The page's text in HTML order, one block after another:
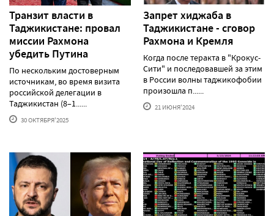
Транзит власти в
Таджикистане: провал
миссии Рахмона
убедить Путина
По нескольким достоверным
источникам, во время визита
российской делегации в
Таджикистан (8–1......
30 ОКТЯБРЯ'2025
Запрет хиджаба в
Таджикистане - сговор
Рахмона и Кремля
Когда после теракта в "Крокус-
Сити" и последовавшей за этим
в России волны таджикофобии
произошла п......
21 ИЮНЯ'2024